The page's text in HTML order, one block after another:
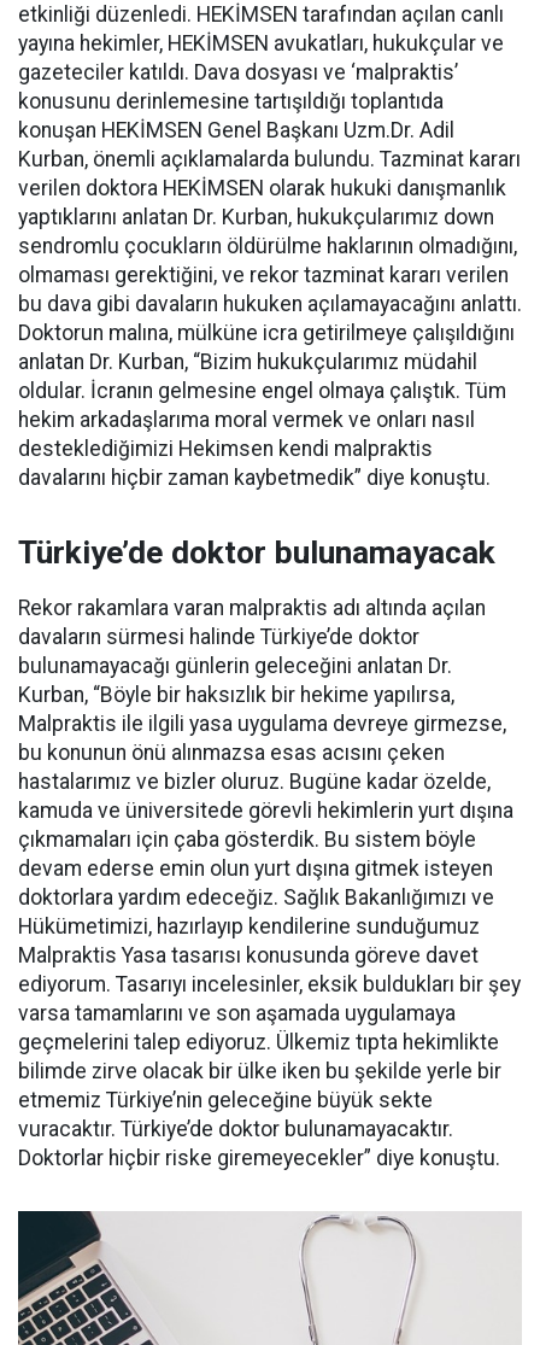
etkinliği düzenledi. HEKİMSEN tarafından açılan canlı
yayına hekimler, HEKİMSEN avukatları, hukukçular ve
gazeteciler katıldı. Dava dosyası ve ‘malpraktis’
konusunu derinlemesine tartışıldığı toplantıda
konuşan HEKİMSEN Genel Başkanı Uzm.Dr. Adil
Kurban, önemli açıklamalarda bulundu. Tazminat kararı
verilen doktora HEKİMSEN olarak hukuki danışmanlık
yaptıklarını anlatan Dr. Kurban, hukukçularımız down
sendromlu çocukların öldürülme haklarının olmadığını,
olmaması gerektiğini, ve rekor tazminat kararı verilen
bu dava gibi davaların hukuken açılamayacağını anlattı.
Doktorun malına, mülküne icra getirilmeye çalışıldığını
anlatan Dr. Kurban, “Bizim hukukçularımız müdahil
oldular. İcranın gelmesine engel olmaya çalıştık. Tüm
hekim arkadaşlarıma moral vermek ve onları nasıl
desteklediğimizi Hekimsen kendi malpraktis
davalarını hiçbir zaman kaybetmedik” diye konuştu.
Türkiye’de doktor bulunamayacak
Rekor rakamlara varan malpraktis adı altında açılan
davaların sürmesi halinde Türkiye’de doktor
bulunamayacağı günlerin geleceğini anlatan Dr.
Kurban, “Böyle bir haksızlık bir hekime yapılırsa,
Malpraktis ile ilgili yasa uygulama devreye girmezse,
bu konunun önü alınmazsa esas acısını çeken
hastalarımız ve bizler oluruz. Bugüne kadar özelde,
kamuda ve üniversitede görevli hekimlerin yurt dışına
çıkmamaları için çaba gösterdik. Bu sistem böyle
devam ederse emin olun yurt dışına gitmek isteyen
doktorlara yardım edeceğiz. Sağlık Bakanlığımızı ve
Hükümetimizi, hazırlayıp kendilerine sunduğumuz
Malpraktis Yasa tasarısı konusunda göreve davet
ediyorum. Tasarıyı incelesinler, eksik buldukları bir şey
varsa tamamlarını ve son aşamada uygulamaya
geçmelerini talep ediyoruz. Ülkemiz tıpta hekimlikte
bilimde zirve olacak bir ülke iken bu şekilde yerle bir
etmemiz Türkiye’nin geleceğine büyük sekte
vuracaktır. Türkiye’de doktor bulunamayacaktır.
Doktorlar hiçbir riske giremeyecekler” diye konuştu.